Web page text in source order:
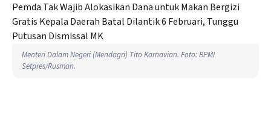
Menteri Dalam Negeri (Mendagri) Tito Karnavian. Foto: BPMI
Setpres/Rusman.